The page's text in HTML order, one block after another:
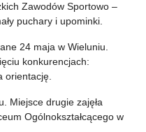
Zawodów Sportowo –
puchary i upominki.
24 maja w Wieluniu.
konkurencjach:
orientację.
Miejsce drugie zajęła
Ogólnokształcącego w